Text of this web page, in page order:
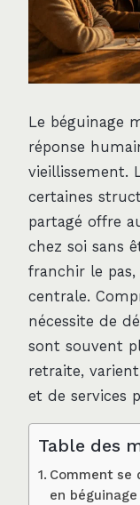
Le béguinage
réponse
vieillissement.
certaines
partagé offre
chez soi sans
franchir le
centrale.
nécessite de
sont souvent
retraite,
et de services
Table des
Comment se
en béguinage